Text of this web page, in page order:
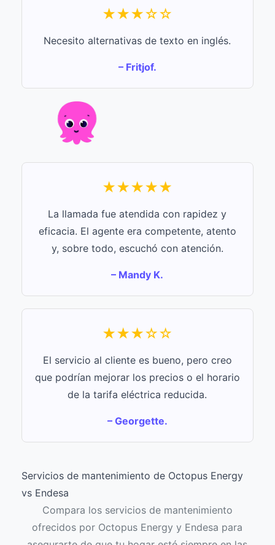
★★★☆☆
Necesito alternativas de texto en inglés.
– Fritjof.
★★★★★
La llamada fue atendida con rapidez y
eficacia. El agente era competente, atento
y, sobre todo, escuchó con atención.
– Mandy K.
★★★☆☆
El servicio al cliente es bueno, pero creo
que podrían mejorar los precios o el horario
de la tarifa eléctrica reducida.
– Georgette.
Servicios de mantenimiento de Octopus Energy
vs Endesa
Compara los servicios de mantenimiento
ofrecidos por Octopus Energy y Endesa para